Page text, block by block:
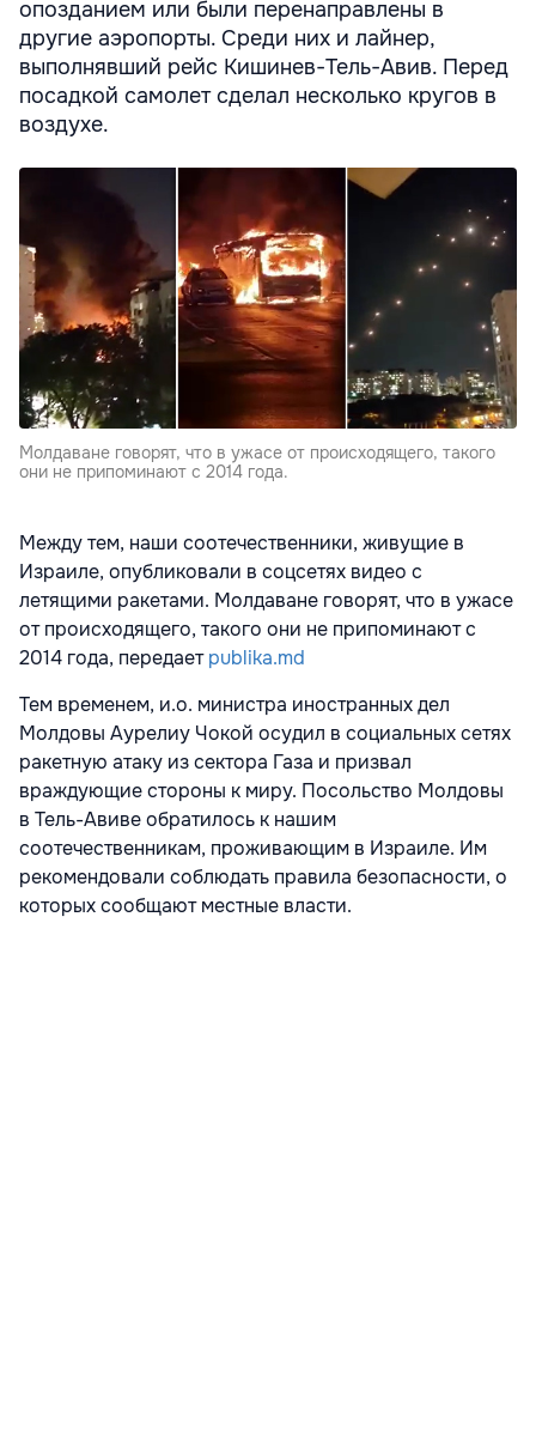
опозданием или были перенаправлены в
другие аэропорты. Среди них и лайнер,
выполнявший рейс Кишинев-Тель-Авив. Перед
посадкой самолет сделал несколько кругов в
воздухе.
Молдаване говорят, что в ужасе от происходящего, такого
они не припоминают с 2014 года.
Между тем, наши соотечественники, живущие в
Израиле, опубликовали в соцсетях видео с
летящими ракетами. Молдаване говорят, что в ужасе
от происходящего, такого они не припоминают с
2014 года, передаетpublika.md
Тем временем, и.о. министра иностранных дел
Молдовы Аурелиу Чокой осудил в социальных сетях
ракетную атаку из сектора Газа и призвал
враждующие стороны к миру. Посольство Молдовы
в Тель-Авиве обратилось к нашим
соотечественникам, проживающим в Израиле. Им
рекомендовали соблюдать правила безопасности, о
которых сообщают местные власти.